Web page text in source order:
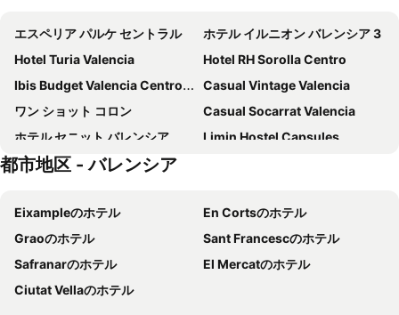
エスペリア パルケ セントラル
ホテル イルニオン バレンシア 3
Hotel Turia Valencia
Hotel RH Sorolla Centro
Ibis Budget Valencia Centro Puerto
Casual Vintage Valencia
ワン ショット コロン
Casual Socarrat Valencia
ホテル セニット バレンシア
Limin Hostel Capsules
B&B ハイ バレンシア カノバス
B&B HOTEL Valencia Arena
Meliá Valencia
ホテル シルケン プエルタ デ バレンシア
Flag Hotel Valencia
NH Valencia Las Artes
ワンショット・レイナ・ビクトリア
ホテル プリムス バレンシア
都市地区 - バレンシア
Eixampleのホテル
En Cortsのホテル
Graoのホテル
Sant Francescのホテル
Safranarのホテル
El Mercatのホテル
Ciutat Vellaのホテル